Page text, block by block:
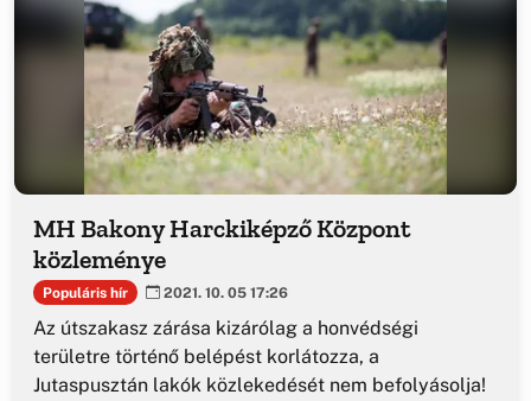
MH Bakony Harckiképző Központ
közleménye
Populáris hír 2021. 10. 05 17:26
Az útszakasz zárása kizárólag a honvédségi
területre történő belépést korlátozza, a
Jutaspusztán lakók közlekedését nem befolyásolja!